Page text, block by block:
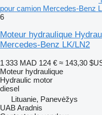
pour camion Mercedes-Benz
6
Moteur hydraulique
Mercedes-Benz LK/LN2
1 333 MAD 124 € ≈ 143,30
Moteur hydraulique
Hydraulic motor
diesel
Lituanie, Panevėžys
UAB Aradnis